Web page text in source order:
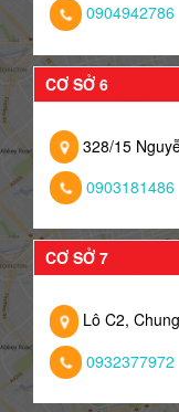
0904942786
CƠ SỞ 6
328/15
0903181486
CƠ SỞ 7
Lô C2,
0932377972